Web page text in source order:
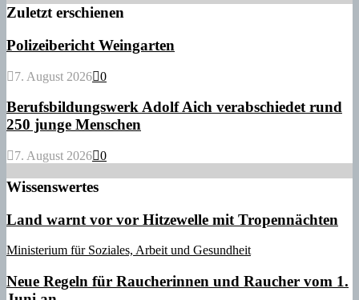
Zuletzt erschienen
Polizeibericht Weingarten
7. August 2026 0
Berufsbildungswerk Adolf Aich verabschiedet rund
250 junge Menschen
7. August 2026 0
Wissenswertes
Land warnt vor vor Hitzewelle mit Tropennächten
Ministerium für Soziales, Arbeit und Gesundheit
Neue Regeln für Raucherinnen und Raucher vom 1.